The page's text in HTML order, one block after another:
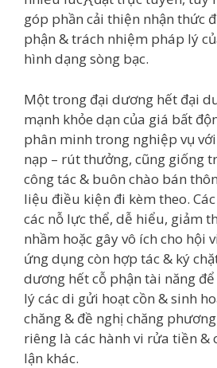
góp phần cải thiện nhận thức
phận & trách nhiệm pháp lý
hình dạng sòng bạc.
Một trong đại dương hết đại
mạnh khỏe dạn của giá bất
phân minh trong nghiệp vụ
nạp – rút thưởng, cũng giống
công tác & buôn chào bán
liệu điều kiện đi kèm theo.
các nỗ lực thể, dễ hiểu, giảm
nhầm hoặc gây vô ích cho hội
ứng dụng còn hợp tác & ký
dương hết cỗ phận tài năng
lý các di gửi hoạt cồn & sinh
chăng & đề nghị chăng
riêng là các hành vi rửa tiền &
lận khác.